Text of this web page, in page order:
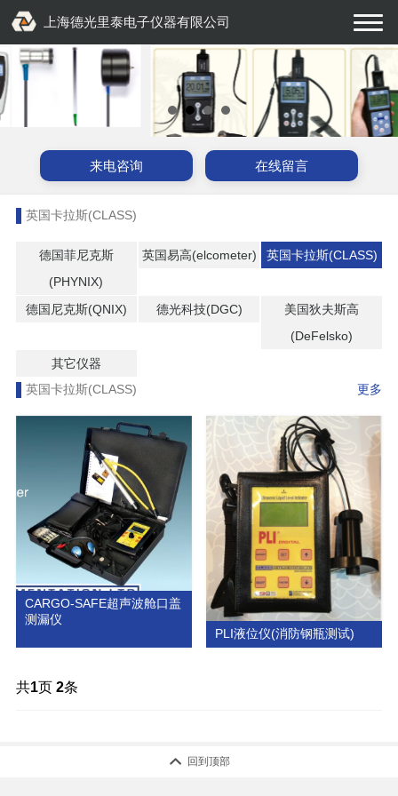
上海德光里泰电子仪器有限公司
来电咨询 在线留言
英国卡拉斯(CLASS)
德国菲尼克斯
(PHYNIX)
英国易高(elcometer) 英国卡拉斯(CLASS)
德国尼克斯(QNIX) 德光科技(DGC)
美国狄夫斯高
(DeFelsko)
其它仪器
英国卡拉斯(CLASS)
更多
CARGO-SAFE超声波舱口盖
测漏仪
PLI液位仪(消防钢瓶测试)
共 页 条